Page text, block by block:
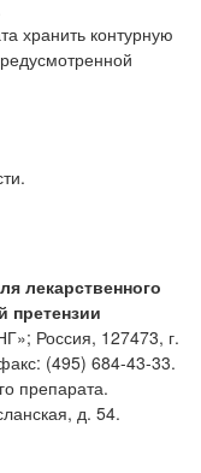
хранить контурную
лекарственного
претензии
Россия, 127473, г.
(495) 684-43-33.
препарата.
д. 54.